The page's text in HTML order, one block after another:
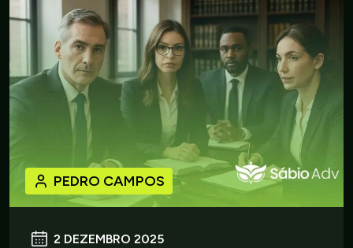
2 DEZEMBRO 2025
PEDRO CAMPOS